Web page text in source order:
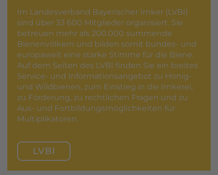
Im Landesverband Bayerischer Imker (LVBI)
sind über 33 600 Mitglieder organisiert. Sie
betreuen mehr als 200.000 summende
Bienenvölkern und bilden somit bundes- und
europaweit eine starke Stimme für die Biene.
Auf dem Seiten des LVBI finden Sie ein breites
Service- und Informationsangebot zu Honig-
und Wildbienen, zum Einstieg in die Imkerei,
zu Förderung, zu rechtlichen Fragen und zu
Aus- und Fortbildungsmöglichkeiten für
Multiplikatoren.
LVBI